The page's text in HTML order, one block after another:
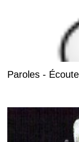
Paroles -